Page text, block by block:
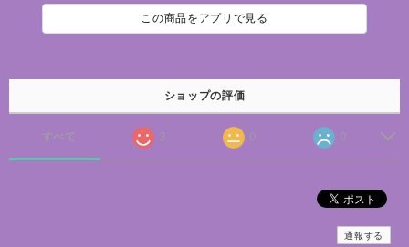
この商品をアプリで見る
ショップの評価
すべて 3 0 0
通報する